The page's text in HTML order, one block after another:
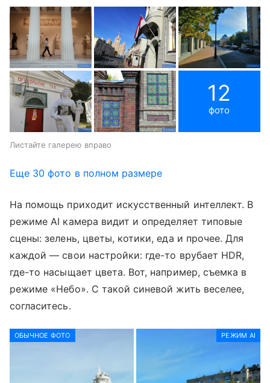
12
фото
Листайте галерею вправо
Еще 30 фото в полном размере
На помощь приходит искусственный интеллект. В
режиме AI камера видит и определяет типовые
сцены: зелень, цветы, котики, еда и прочее. Для
каждой — свои настройки: где-то врубает HDR,
где-то насыщает цвета. Вот, например, съемка в
режиме «Небо». С такой синевой жить веселее,
согласитесь.
ОБЫЧНОЕ ФОТО РЕЖИМ AI